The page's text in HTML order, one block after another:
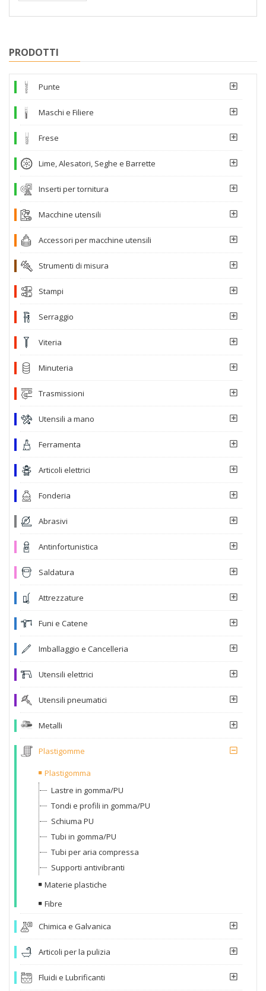
PRODOTTI
Punte
Maschi e Filiere
Frese
Lime, Alesatori, Seghe e Barrette
Inserti per tornitura
Macchine utensili
Accessori per macchine utensili
Strumenti di misura
Stampi
Serraggio
Viteria
Minuteria
Trasmissioni
Utensili a mano
Ferramenta
Articoli elettrici
Fonderia
Abrasivi
Antinfortunistica
Saldatura
Attrezzature
Funi e Catene
Imballaggio e Cancelleria
Utensili elettrici
Utensili pneumatici
Metalli
Plastigomme
Plastigomma
Lastre in gomma/PU
Tondi e profili in gomma/PU
Schiuma PU
Tubi in gomma/PU
Tubi per aria compressa
Supporti antivibranti
Materie plastiche
Fibre
Chimica e Galvanica
Articoli per la pulizia
Fluidi e Lubrificanti